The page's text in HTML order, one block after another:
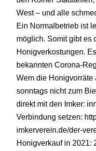
West – und alle
Ein Normalbetrieb ist
möglich. Somit gibt es
Honigverkostungen.
bekannten Corona-
Wem die Honigvorräte
sonntags nicht zum
direkt mit den Imker:
Verbindung setzen:
imkerverein.de/der-
Honigverkauf in 2021: